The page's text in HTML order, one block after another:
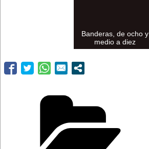
Banderas, de ocho y
medio a diez